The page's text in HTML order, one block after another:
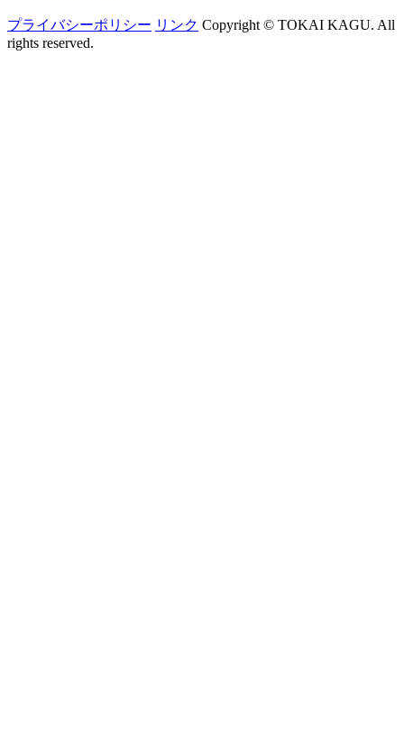
プライバシーポリシー リンク Copyright © TOKAI KAGU. All
rights reserved.